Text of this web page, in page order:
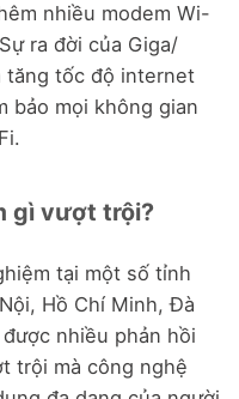
nhiều modem Wi-
ra đời của Giga/
tăng tốc độ internet
bảo mọi không gian
gì vượt trội?
tại một số tỉnh
Hồ Chí Minh, Đà
nhiều phản hồi
trội mà công nghệ